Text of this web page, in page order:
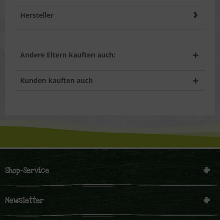
Hersteller
Andere Eltern kauften auch:
Kunden kauften auch
Shop-Service
Newsletter